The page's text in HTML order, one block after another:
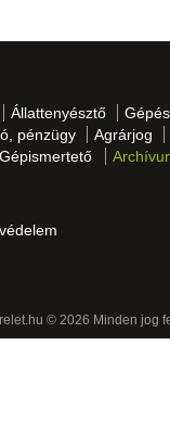
Állattenyésztő
pénzügy
Agrárjog
Gépismertető
© 2026 Minden jog